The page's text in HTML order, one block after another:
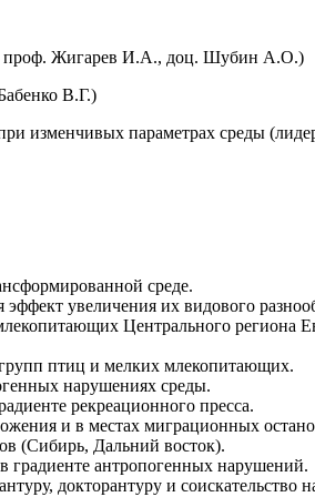
– проф. Жигарев И.А., доц. Шубин А.О.)
В.Г.)
изменчивых параметрах среды
среде.
увеличения их видового
Центрального региона
птиц и мелких млекопитающих.
нарушениях среды.
рекреационного пресса.
и в местах миграционных
(Сибирь, Дальний восток).
антропогенных нарушений.
докторантуру и соискательство